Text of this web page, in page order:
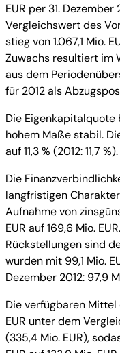
EUR per 31.
Vergleichswert des
stieg von 1.067,1 Mio.
Zuwachs resultiert im
aus dem
für 2012 als
Die Eigenkapitalquote
hohem Maße stabil.
auf 11,3 % (2012: 11,7 %).
Die
langfristigen
Aufnahme von
EUR auf 169,6 Mio.
Rückstellungen sind
wurden mit 99,1 Mio.
Dezember 2012: 97,9
Die verfügbaren Mittel
EUR unter dem
(335,4 Mio. EUR),